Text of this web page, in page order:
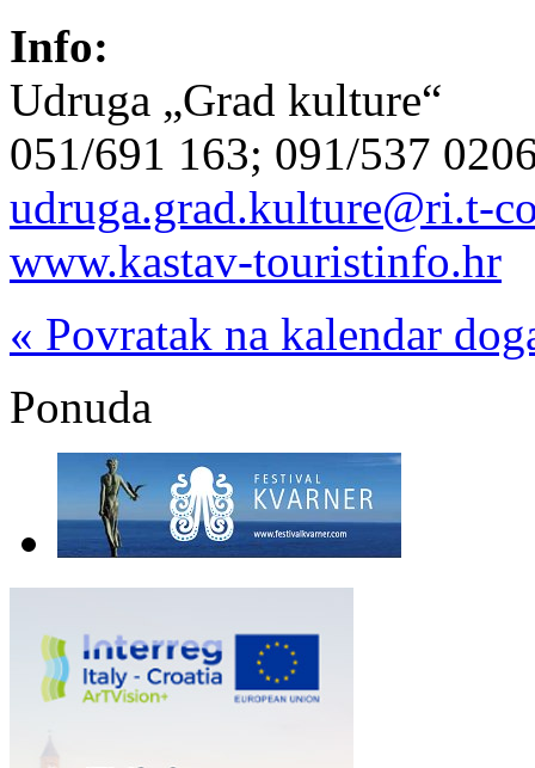
Info:
Udruga „Grad kulture“
051/691 163; 091/537
udruga.grad.kulture@ri.t-
www.kastav-touristinfo.hr
« Povratak na kalendar
Ponuda